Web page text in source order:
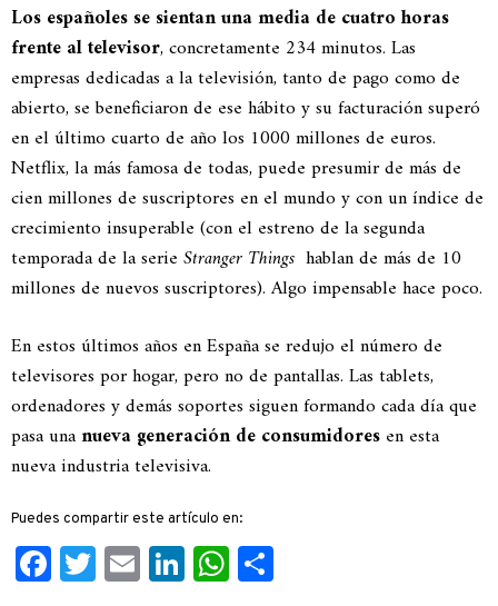
Los españoles se sientan una media de cuatro horas
frente al televisor, concretamente 234 minutos. Las
empresas dedicadas a la televisión, tanto de pago como de
abierto, se beneficiaron de ese hábito y su facturación superó
en el último cuarto de año los 1000 millones de euros.
Netflix, la más famosa de todas, puede presumir de más de
cien millones de suscriptores en el mundo y con un índice de
crecimiento insuperable (con el estreno de la segunda
temporada de la serie Stranger Things hablan de más de 10
millones de nuevos suscriptores). Algo impensable hace poco.
En estos últimos años en España se redujo el número de
televisores por hogar, pero no de pantallas. Las tablets,
ordenadores y demás soportes siguen formando cada día que
pasa unanueva generación de consumidores en esta
nueva industria televisiva.
Puedes compartir este artículo en:
Facebook
Twitter
EmailLinkedIn
WhatsApp